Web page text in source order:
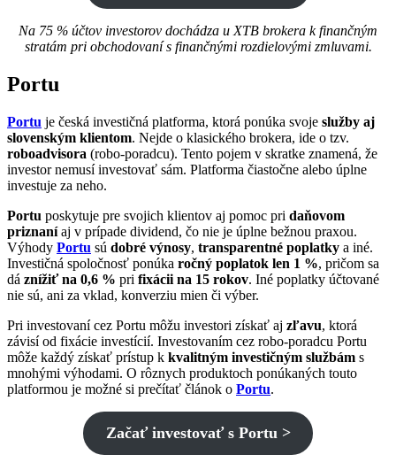
Na 75 % účtov investorov dochádza u XTB brokera k finančným
stratám pri obchodovaní s finančnými rozdielovými zmluvami.
Portu
Portu je česká investičná platforma, ktorá ponúka svoje služby aj
slovenským klientom. Nejde o klasického brokera, ide o tzv.
roboadvisora (robo-poradcu). Tento pojem v skratke znamená, že
investor nemusí investovať sám. Platforma čiastočne alebo úplne
investuje za neho.
Portu poskytuje pre svojich klientov aj pomoc pri daňovom
priznaníaj v prípade dividend, čo nie je úplne bežnou praxou.
Výhody Portu sú dobré výnosy, transparentné poplatky a iné.
Investičná spoločnosť ponúka ročný poplatok len 1 %, pričom sa
dá znížiť na 0,6 % pri fixácii na 15 rokov. Iné poplatky účtované
nie sú, ani za vklad, konverziu mien či výber.
Pri investovaní cez Portu môžu investori získať aj zľavu, ktorá
závisí od fixácie investícií. Investovaním cez robo-poradcu Portu
môže každý získať prístup k kvalitným investičným službám s
mnohými výhodami. O rôznych produktoch ponúkaných touto
platformou je možné si prečítať článok o Portu.
Začať investovať s Portu >